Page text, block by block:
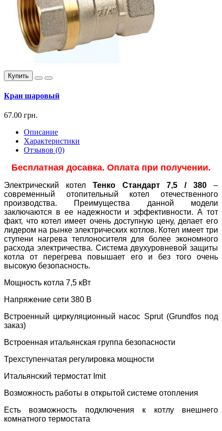
Купить
Кран шаровый
67.00 грн.
Описание
Характеристики
Отзывов (0)
Бесплатная досавка. Оплата при получении.
Электрический котел Тенко Стандарт 7,5 / 380 –
современный отопительный котел отечественного
производства. Преимущества данной модели
заключаются в ее надежности и эффективности. А тот
факт, что котел имеет очень доступную цену, делает его
лидером на рынке электрических котлов. Котел имеет три
ступени нагрева теплоносителя для более экономного
расхода электричества. Система двухуровневой защиты
котла от перегрева повышает его и без того очень
высокую безопасность.
Мощность котла 7,5 кВт
Напряжение сети 380 В
Встроенный циркуляционный насос Sprut (Grundfos под
заказ)
Встроенная итальянская группа безопасности
Трехступенчатая регулировка мощности
Итальянский термостат Imit
Возможность работы в открытой системе отопления
Есть возможность подключения к котлу внешнего
комнатного термостата